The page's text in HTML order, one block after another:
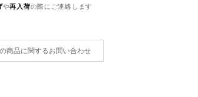
や再入荷の際にご連絡します
商品に関するお問い合わせ